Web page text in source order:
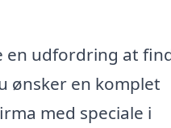
en udfordring at
ønsker en komplet
med speciale i